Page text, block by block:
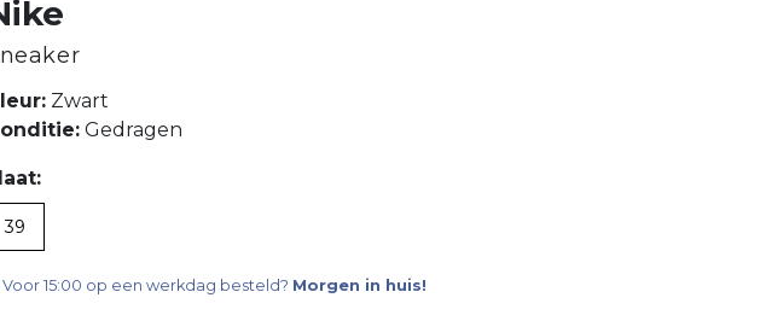
Zwart
Gedragen
39
Voor 15:00 op een werkdag besteld? Morgen in huis!